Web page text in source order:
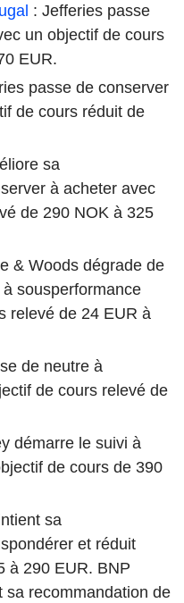
: Jefferies passe
un objectif de cours
EUR.
passe de conserver
de cours réduit de
sa
à acheter avec
de 290 NOK à 325
& Woods dégrade de
sousperformance
relevé de 24 EUR à
de neutre à
de cours relevé de
démarre le suivi à
de cours de 390
sa
et réduit
à 290 EUR. BNP
sa recommandation de